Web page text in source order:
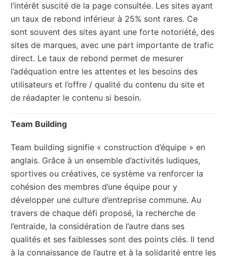
l’intérêt suscité de la page consultée. Les sites ayant
un taux de rebond inférieur à 25% sont rares. Ce
sont souvent des sites ayant une forte notoriété, des
sites de marques, avec une part importante de trafic
direct. Le taux de rebond permet de mesurer
l’adéquation entre les attentes et les besoins des
utilisateurs et l’offre / qualité du contenu du site et
de réadapter le contenu si besoin.
Team Building
Team building signifie « construction d’équipe » en
anglais. Grâce à un ensemble d’activités ludiques,
sportives ou créatives, ce système va renforcer la
cohésion des membres d’une équipe pour y
développer une culture d’entreprise commune. Au
travers de chaque défi proposé, la recherche de
l’entraide, la considération de l’autre dans ses
qualités et ses faiblesses sont des points clés. Il tend
à la connaissance de l’autre et à la solidarité entre les